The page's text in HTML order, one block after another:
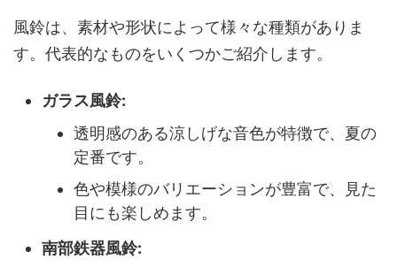
風鈴は、素材や形状によって様々な種類がありま
す。代表的なものをいくつかご紹介します。
ガラス風鈴:
透明感のある涼しげな音色が特徴で、夏の
定番です。
色や模様のバリエーションが豊富で、見た
目にも楽しめます。
南部鉄器風鈴: